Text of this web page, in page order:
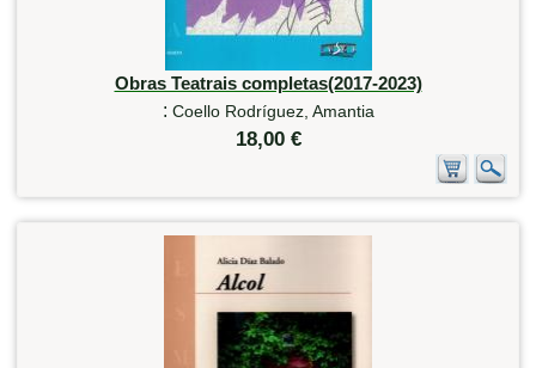
Obras Teatrais completas(2017-2023)
: Coello Rodríguez, Amantia
18,00 €